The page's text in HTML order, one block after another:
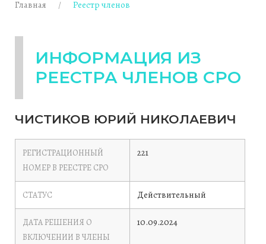
Главная Реестр членов
ИНФОРМАЦИЯ ИЗ
РЕЕСТРА ЧЛЕНОВ СРО
ЧИСТИКОВ ЮРИЙ НИКОЛАЕВИЧ
РЕГИСТРАЦИОННЫЙ
НОМЕР В РЕЕСТРЕ СРО
221
СТАТУС Действительный
ДАТА РЕШЕНИЯ О
ВКЛЮЧЕНИИ В ЧЛЕНЫ
10.09.2024